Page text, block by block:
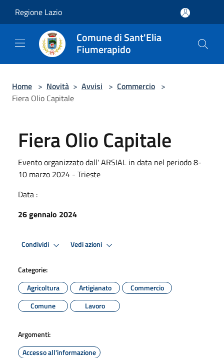
Regione Lazio
Comune di Sant'Elia
Fiumerapido
Home > Novità > Avvisi > Commercio >
Fiera Olio Capitale
Fiera Olio Capitale
Evento organizzato dall' ARSIAL in data nel periodo 8-
10 marzo 2024 - Trieste
Data :
26 gennaio 2024
Condividi Vedi azioni
Categorie:
Agricoltura
Artigianato
Commercio
Comune
Lavoro
Argomenti:
Accesso all'informazione